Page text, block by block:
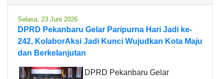
Selasa, 23 Juni 2026
DPRD Pekanbaru Gelar Paripurna Hari Jadi ke-
242, KolaborAksi Jadi Kunci Wujudkan Kota Maju
dan Berkelanjutan
DPRD Pekanbaru Gelar